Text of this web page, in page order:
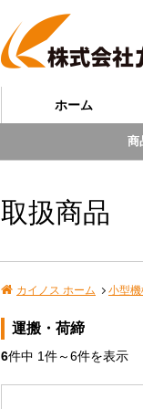
ホーム
商
取扱商品
カイノス ホーム 小型
運搬・荷締
6件中 1件～6件を表示